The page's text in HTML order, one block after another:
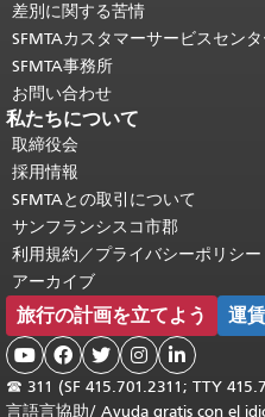
差別に関する苦情
SFMTAカスタマーサービスセン
SFMTA事務所
お問い合わせ
私たちについて
取締役会
採用情報
SFMTAとの取引について
サンフランシスコ市郡
利用規約／プライバシーポリシー
アーカイブ
旅行の計画を立てよう 運賃
    
☎ 311 (SF 415.701.2311; TTY
言語言協助/ Ayuda gratis con el